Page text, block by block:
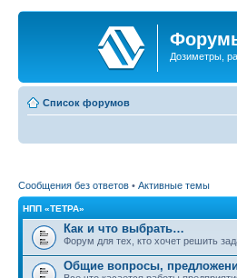
Дозиметры,
Список форумов
Сообщения без ответов • Активные темы
НПП «ТЕТРА»
Как и что выбрать…
Форум для тех, кто хочет решить
Общие вопросы,